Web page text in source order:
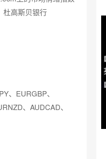
杜高斯贝银行
、EURGBP、
、AUDCAD、